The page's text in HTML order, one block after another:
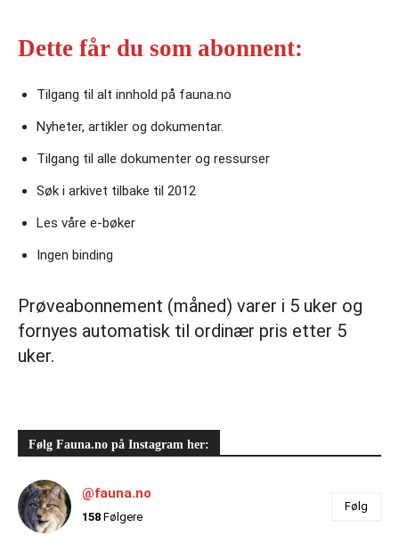
Dette får du som abonnent:
Tilgang til alt innhold på fauna.no
Nyheter, artikler og dokumentar.
Tilgang til alle dokumenter og ressurser
Søk i arkivet tilbake til 2012
Les våre e‑bøker
Ingen binding
Prøveabonnement (måned) varer i 5 uker og
fornyes automatisk til ordinær pris etter 5
uker.
Følg Fauna.no på Instagram her:
@fauna.no
158 Følgere
Følg